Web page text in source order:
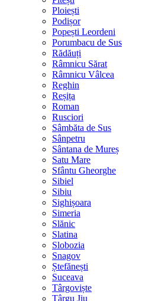
Ploiești
Podișor
Popești Leordeni
Porumbacu de Sus
Rădăuți
Râmnicu Sărat
Râmnicu Vâlcea
Reghin
Reșița
Roman
Rusciori
Sâmbăta de Sus
Sânpetru
Sântana de Mureș
Satu Mare
Sfântu Gheorghe
Sibiel
Sibiu
Sighișoara
Simeria
Slănic
Slatina
Slobozia
Snagov
Ștefănești
Suceava
Târgoviște
Târgu Jiu